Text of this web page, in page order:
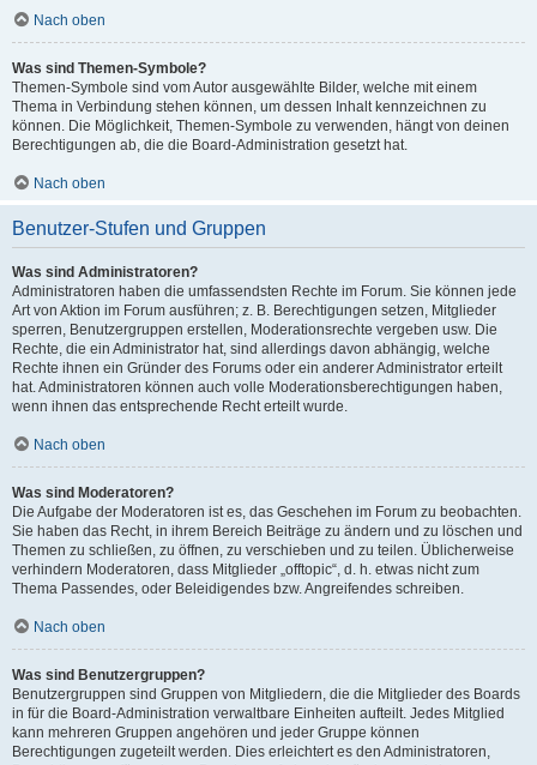
Nach oben
Was sind Themen-Symbole?
Themen-Symbole sind vom Autor ausgewählte Bilder, welche mit einem
Thema in Verbindung stehen können, um dessen Inhalt kennzeichnen zu
können. Die Möglichkeit, Themen-Symbole zu verwenden, hängt von deinen
Berechtigungen ab, die die Board-Administration gesetzt hat.
Nach oben
Benutzer-Stufen und Gruppen
Was sind Administratoren?
Administratoren haben die umfassendsten Rechte im Forum. Sie können jede
Art von Aktion im Forum ausführen; z. B. Berechtigungen setzen, Mitglieder
sperren, Benutzergruppen erstellen, Moderationsrechte vergeben usw. Die
Rechte, die ein Administrator hat, sind allerdings davon abhängig, welche
Rechte ihnen ein Gründer des Forums oder ein anderer Administrator erteilt
hat. Administratoren können auch volle Moderationsberechtigungen haben,
wenn ihnen das entsprechende Recht erteilt wurde.
Nach oben
Was sind Moderatoren?
Die Aufgabe der Moderatoren ist es, das Geschehen im Forum zu beobachten.
Sie haben das Recht, in ihrem Bereich Beiträge zu ändern und zu löschen und
Themen zu schließen, zu öffnen, zu verschieben und zu teilen. Üblicherweise
verhindern Moderatoren, dass Mitglieder „offtopic“, d. h. etwas nicht zum
Thema Passendes, oder Beleidigendes bzw. Angreifendes schreiben.
Nach oben
Was sind Benutzergruppen?
Benutzergruppen sind Gruppen von Mitgliedern, die die Mitglieder des Boards
in für die Board-Administration verwaltbare Einheiten aufteilt. Jedes Mitglied
kann mehreren Gruppen angehören und jeder Gruppe können
Berechtigungen zugeteilt werden. Dies erleichtert es den Administratoren,